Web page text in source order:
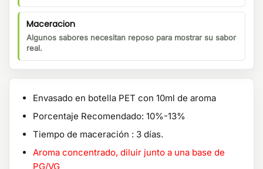
Maceracion
Algunos sabores necesitan reposo para mostrar su sabor
real.
Envasado en botella PET con 10ml de aroma
Porcentaje Recomendado: 10%-13%
Tiempo de maceración : 3 días.
Aroma concentrado, diluir junto a una base de
PG/VG